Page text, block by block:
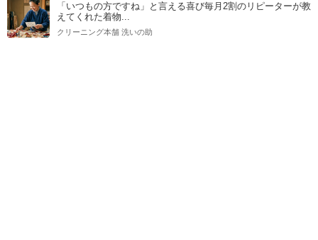
「いつもの方ですね」と言える喜び毎月2割のリピーターが教
えてくれた着物...
クリーニング本舗 洗いの助